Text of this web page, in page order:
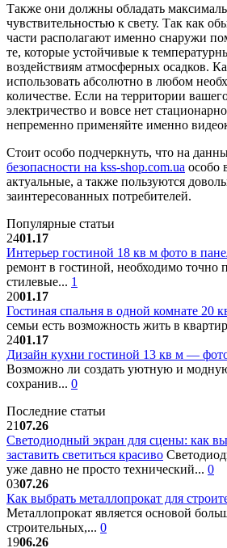
Также они должны обладать
чувствительностью к свету. Так как
части располагают именно снаружи
те, которые устойчивые к
воздействиям атмосферных осадков.
использовать абсолютно в любом
количестве. Если на территории
электричество и вовсе нет
непременно применяйте именно
Стоит особо подчеркнуть, что на
безопасности на kss-shop.com.ua особо
актуальные, а также пользуются
заинтересованных потребителей.
Популярные статьи
2401.17
Интерьер гостиной 18 кв м фото в
ремонт в гостиной, необходимо точно
стилевые... 1
2001.17
Гостиная спальня в одной комнате 20
семьи есть возможность жить в
2401.17
Дизайн кухни гостиной 13 кв м —
Возможно ли создать уютную и
сохранив... 0
Последние статьи
2107.26
Светодиодный экран для сцены: как
заставить светиться красиво
уже давно не просто технический... 0
0307.26
Как выбрать металлопрокат для
Металлопрокат является основой
строительных,... 0
1906.26